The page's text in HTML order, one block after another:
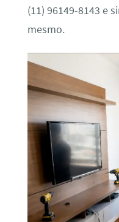
(11) 96149-8143 e
mesmo.